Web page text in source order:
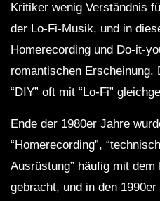
Kritiker wenig Verständnis
der Lo-Fi-Musik, und in
Homerecording und Do-it-
romantischen Erscheinung.
“DIY” oft mit “Lo-Fi”
Ende der 1980er Jahre
“Homerecording”,
Ausrüstung” häufig mit dem
gebracht, und in den